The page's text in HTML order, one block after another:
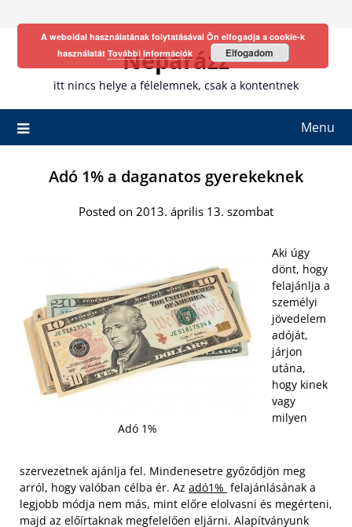
Neparázz
itt nincs helye a félelemnek, csak a kontentnek
Menu
Adó 1% a daganatos gyerekeknek
Posted on 2013. április 13. szombat
Adó 1%
Aki úgy
dönt, hogy
felajánlja a
személyi
jövedelem
adóját,
járjon
utána,
hogy kinek
vagy
milyen
szervezetnek ajánlja fel. Mindenesetre győződjön meg
arról, hogy valóban célba ér. Az adó1% felajánlásának a
legjobb módja nem más, mint előre elolvasni és megérteni,
majd az előírtaknak megfelelően eljárni. Alapítványunk
A weboldal használatának folytatásával Ön elfogadja a cookie-k
használatát További információk Elfogadom